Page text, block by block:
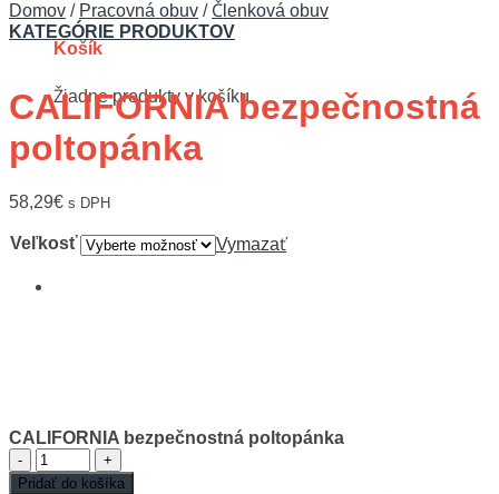
Košík
Žiadne produkty v košíku.
Domov / Pracovná obuv / Členková obuv
KATEGÓRIE PRODUKTOV
CALIFORNIA bezpečnostná
poltopánka
58,29€ s DPH
Veľkosť Vymazať
CALIFORNIA bezpečnostná poltopánka
množstvo
CALIFORNIA
Pridať do košíka